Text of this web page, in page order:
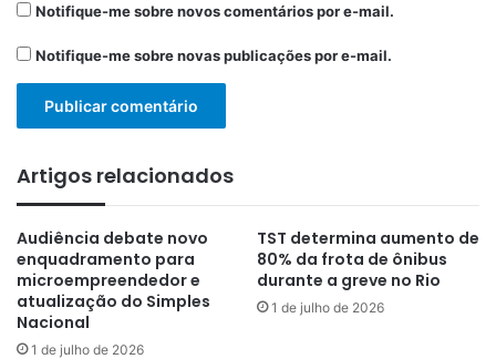
Notifique-me sobre novos comentários por e-mail.
Notifique-me sobre novas publicações por e-mail.
Artigos relacionados
Audiência debate novo
enquadramento para
microempreendedor e
atualização do Simples
Nacional
1 de julho de 2026
TST determina aumento de
80% da frota de ônibus
durante a greve no Rio
1 de julho de 2026